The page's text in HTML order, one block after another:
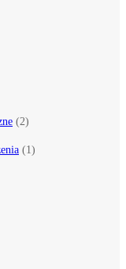
(2)
(1)